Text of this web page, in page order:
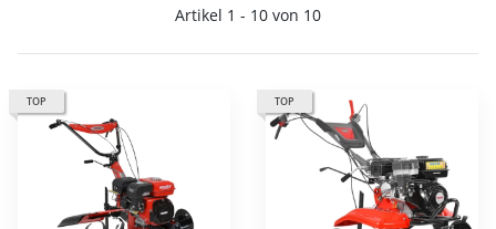
Artikel 1 - 10 von 10
TOP TOP